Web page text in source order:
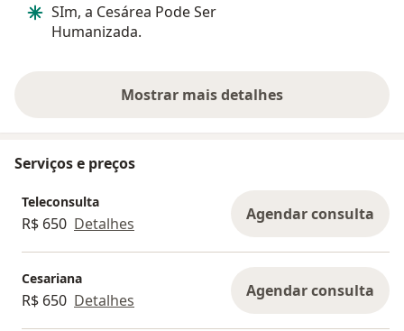
SIm, a Cesárea Pode Ser
Humanizada.
Mostrar mais detalhes
sobre a experiência
Serviços e preços
Teleconsulta
R$ 650 Detalhes Agendar consulta
Cesariana
R$ 650 Detalhes Agendar consulta